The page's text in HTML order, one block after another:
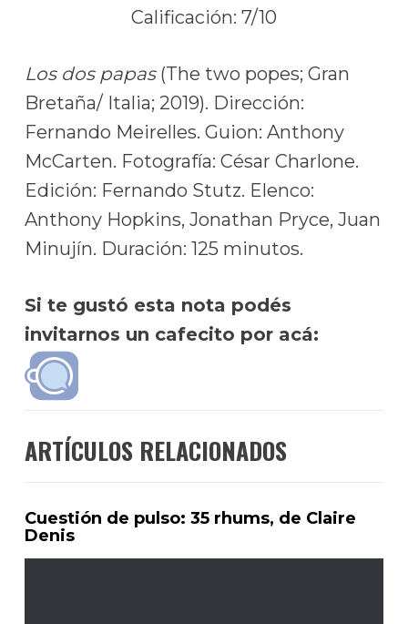
Calificación: 7/10
Los dos papas(The two popes; Gran
Bretaña/ Italia; 2019). Dirección:
Fernando Meirelles. Guion: Anthony
McCarten. Fotografía: César Charlone.
Edición: Fernando Stutz. Elenco:
Anthony Hopkins, Jonathan Pryce, Juan
Minujín. Duración: 125 minutos.
Si te gustó esta nota podés
invitarnos un cafecito por acá:
ARTÍCULOS RELACIONADOS
Cuestión de pulso: 35 rhums, de Claire
Denis